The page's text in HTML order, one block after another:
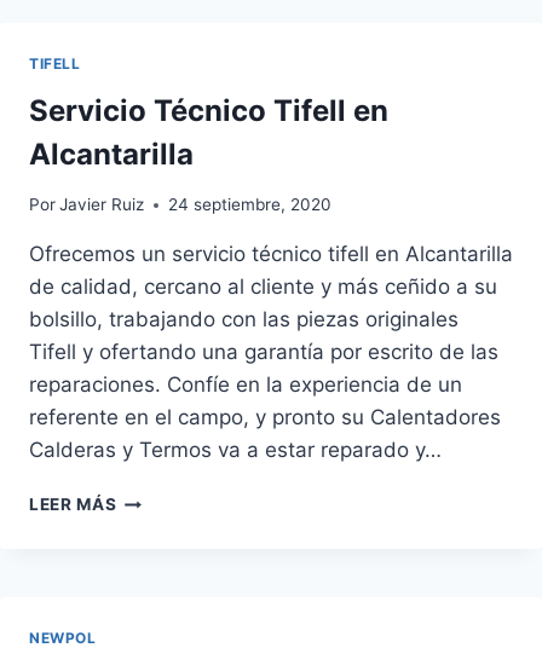
TIFELL
Servicio Técnico Tifell en
Alcantarilla
PorJavier Ruiz 24 septiembre, 2020
Ofrecemos un servicio técnico tifell en Alcantarilla
de calidad, cercano al cliente y más ceñido a su
bolsillo, trabajando con las piezas originales
Tifell y ofertando una garantía por escrito de las
reparaciones. Confíe en la experiencia de un
referente en el campo, y pronto su Calentadores
Calderas y Termos va a estar reparado y…
LEER MÁS SERVICIO
NEWPOL